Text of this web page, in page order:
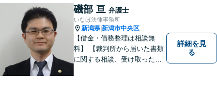
を目指します。まずはお気軽
にご相談を！【著書多数！】
磯部 亘 弁護士
いなほ法律事務所
新潟県|新潟市中央区
【借金・債務整理は相談無
料】 【裁判所から届いた書類
に関する相談、受け取った督
詳細を見
る